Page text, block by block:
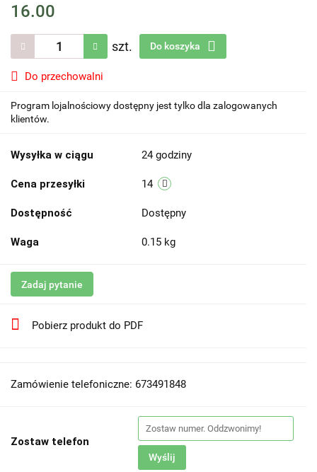
16.00
szt. Do koszyka
Do przechowalni
Program lojalnościowy dostępny jest tylko dla zalogowanych
klientów.
Wysyłka w ciągu 24 godziny
Cena przesyłki 14
Dostępność Dostępny
Waga 0.15 kg
Zadaj pytanie
Pobierz produkt do PDF
Zamówienie telefoniczne: 673491848
Zostaw telefon
Wyślij